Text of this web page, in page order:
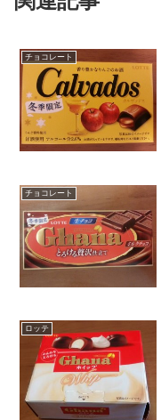
チョコレート
チョコレート
ロッテ